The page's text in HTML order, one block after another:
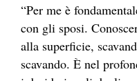
“Per me è
con gli sposi.
alla superficie,
scavando. È nel